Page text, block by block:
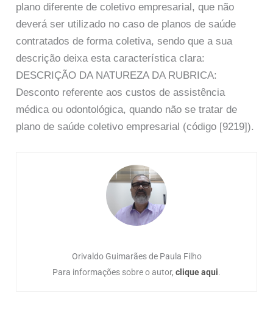
plano diferente de coletivo empresarial, que não
deverá ser utilizado no caso de planos de saúde
contratados de forma coletiva, sendo que a sua
descrição deixa esta característica clara:
DESCRIÇÃO DA NATUREZA DA RUBRICA:
Desconto referente aos custos de assistência
médica ou odontológica, quando não se tratar de
plano de saúde coletivo empresarial (código [9219]).
Orivaldo Guimarães de Paula Filho
Para informações sobre o autor, clique aqui.